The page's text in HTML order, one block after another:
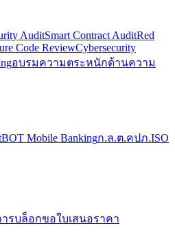
AuditSmart Contract AuditRed
Code ReviewCybersecurity
อบรมความตระหนักด้านความ
BOT Mobile Bankingก.ล.ต.คปภ.ISO
รบล็อกขอใบเสนอราคา